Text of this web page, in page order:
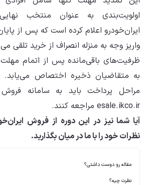
اولویت‌بندی به عنوان منتخب
ایران‌خودرو اعلام کرده است که پس از
واریز وجه به منزله انصراف از خرید تلقی
ظرفیت‌های باقی‌مانده پس از اتمام
به متقاضیان ذخیره اختصاص می‌یابد.
مراحل پرداخت باید به سامانه فروش
esale.ikco.ir مراجعه کنند.
آیا شما نیز در این دوره از فروش
نظرات خود را با ما در میان بگذارید.
مقاله رو دوست داشتی؟
نظرت چیه؟